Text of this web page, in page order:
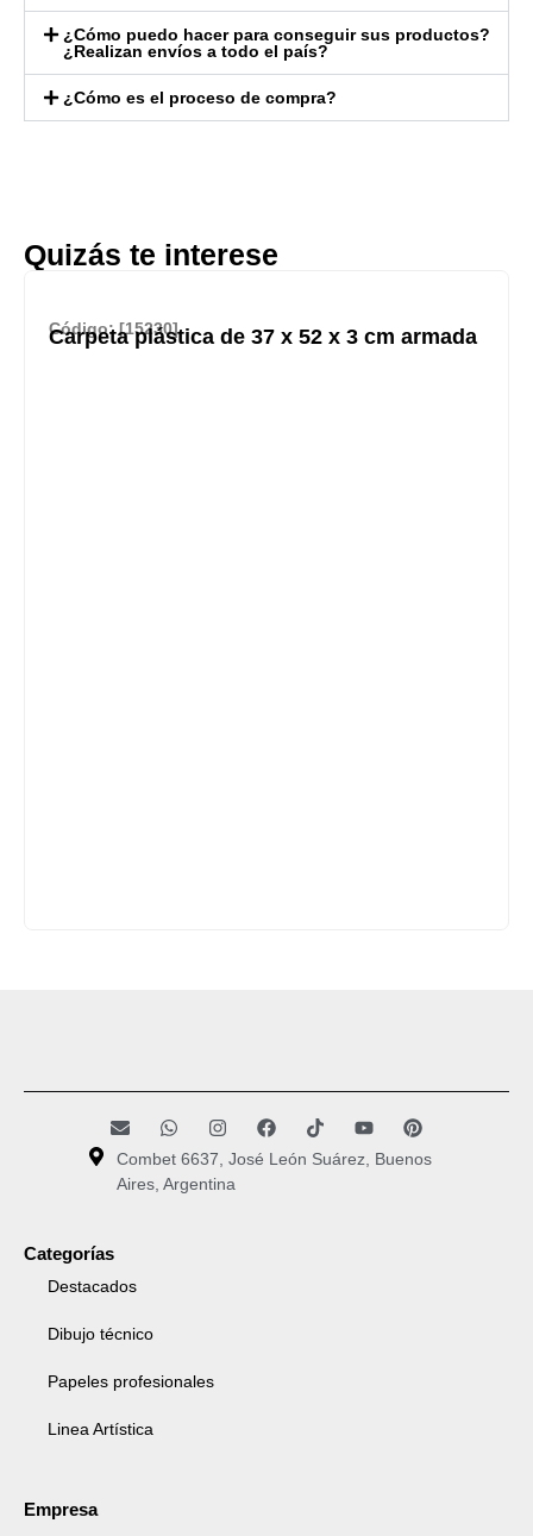
¿Cómo puedo hacer para conseguir sus productos?
¿Realizan envíos a todo el país?
¿Cómo es el proceso de compra?
Quizás te interese
Código: [15230]
Carpeta plástica de 37 x 52 x 3 cm armada
Combet 6637, José León Suárez, Buenos
Aires, Argentina
Categorías
Destacados
Dibujo técnico
Papeles profesionales
Linea Artística
Empresa